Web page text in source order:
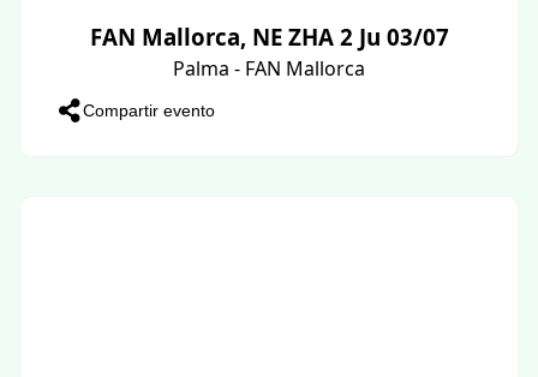
FAN Mallorca, NE ZHA 2 Ju 03/07
Palma - FAN Mallorca
Compartir evento